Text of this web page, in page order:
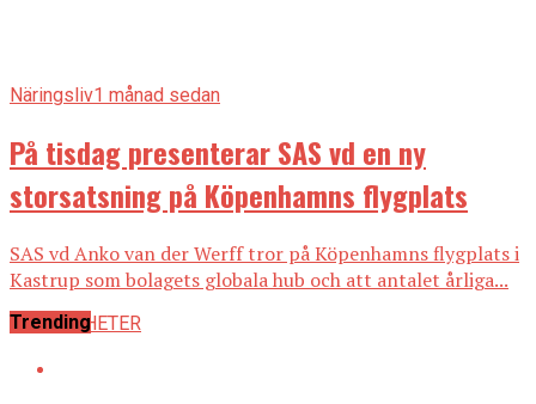
Näringsliv1 månad sedan
På tisdag presenterar SAS vd en ny
storsatsning på Köpenhamns flygplats
SAS vd Anko van der Werff tror på Köpenhamns flygplats i
Kastrup som bolagets globala hub och att antalet årliga...
ALLA NYHETER
Trending